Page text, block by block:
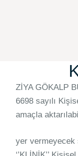
ZİYA GÖKALP
6698 sayılı
amaçla
yer vermeyecek